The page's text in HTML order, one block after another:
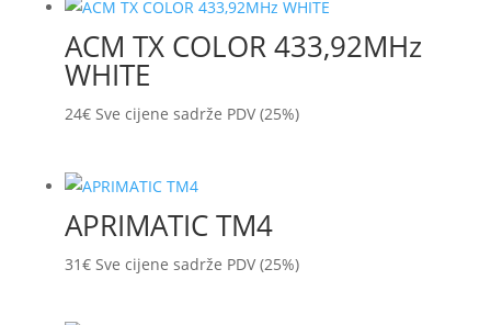
ACM TX COLOR 433,92MHz
WHITE
24€ Sve cijene sadrže PDV (25%)
APRIMATIC TM4
31€ Sve cijene sadrže PDV (25%)